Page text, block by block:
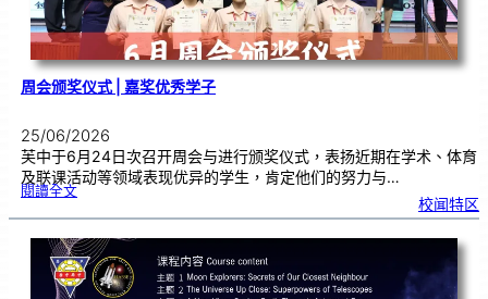
周会颁奖仪式 | 嘉奖优秀学子
25/06/2026
芙中于6月24日次召开周会与进行颁奖仪式，表扬近期在学术、体育
及联课活动等领域表现优异的学生，肯定他们的努力与…
閱讀全文:周
奖
式
|嘉
奖
优
秀
学
子
校闻特区